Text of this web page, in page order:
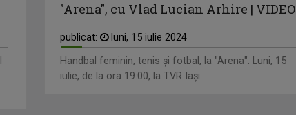
"Arena", cu Vlad Lucian Arhire | VIDEO
publicat:
luni, 15 iulie 2024
Handbal feminin, tenis și fotbal, la "Arena". Luni, 15
iulie, de la ora 19:00, la TVR Iași.